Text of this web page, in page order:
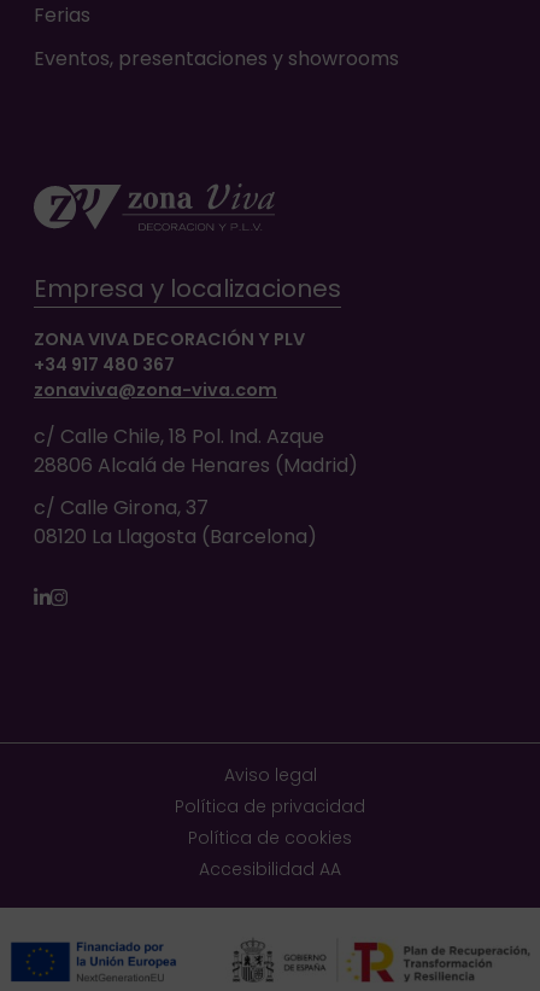
Ferias
Eventos, presentaciones y showrooms
Empresa y localizaciones
ZONA VIVA DECORACIÓN Y PLV
+34 917 480 367
zonaviva@zona-viva.com
c/ Calle Chile, 18 Pol. Ind. Azque
28806 Alcalá de Henares (Madrid)
c/ Calle Girona, 37
08120 La Llagosta (Barcelona)
LinkedIn
Instagram
Aviso legal
Política de privacidad
Política de cookies
Accesibilidad AA